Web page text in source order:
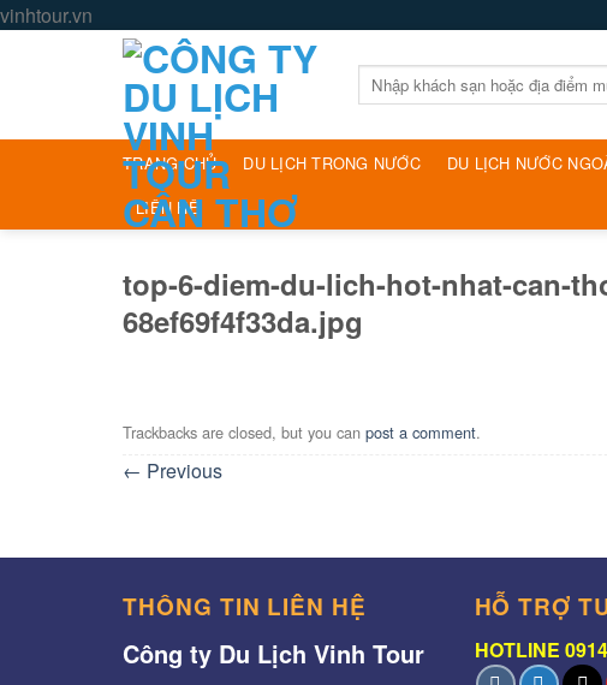
vinhtour.vn
content
Tìm
kiếm:
TRANG CHỦ DU LỊCH TRONG NƯỚC DU LỊCH NƯỚC
LIÊN HỆ
top-6-diem-du-lich-hot-nhat-can-
68ef69f4f33da.jpg
Trackbacks are closed, but you can post a comment.
← Previous
THÔNG TIN LIÊN HỆ
Công ty Du Lịch Vinh Tour
HỖ TRỢ
HOTLINE